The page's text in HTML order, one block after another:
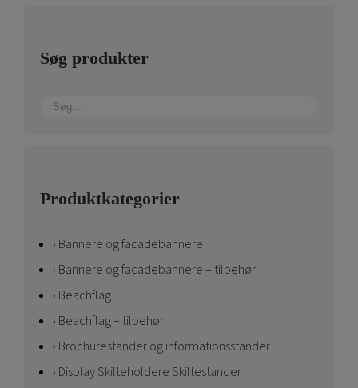
Søg produkter
Produktkategorier
Bannere og facadebannere
Bannere og facadebannere – tilbehør
Beachflag
Beachflag – tilbehør
Brochurestander og informationsstander
Display Skilteholdere Skiltestander